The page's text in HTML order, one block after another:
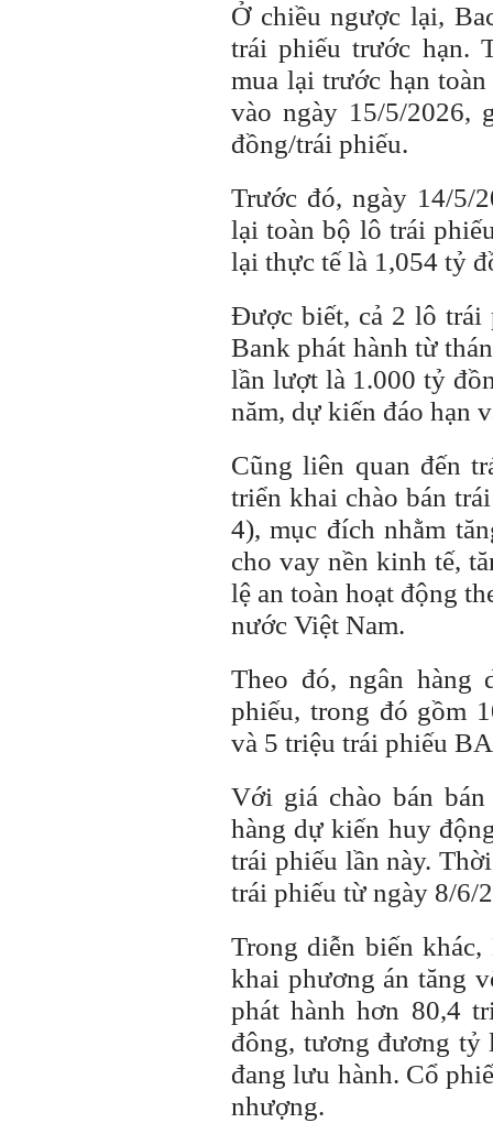
Ở chiều ngược lại,
trái phiếu trước hạn.
mua lại trước hạn
vào ngày 15/5/2026,
đồng/trái phiếu.
Trước đó, ngày 14/5/
lại toàn bộ lô trái
lại thực tế là 1,054 tỷ
Được biết, cả 2 lô trái
Bank phát hành từ
lần lượt là 1.000 tỷ
năm, dự kiến đáo hạn
Cũng liên quan đến
triển khai chào bán
4), mục đích nhằm
cho vay nền kinh tế,
lệ an toàn hoạt động
nước Việt Nam.
Theo đó, ngân hàng
phiếu, trong đó gồm
và 5 triệu trái phiếu
Với giá chào bán
hàng dự kiến huy
trái phiếu lần này.
trái phiếu từ ngày 8/6/
Trong diễn biến
khai phương án tăng
phát hành hơn 80,4
đông, tương đương tỷ
đang lưu hành. Cổ
nhượng.